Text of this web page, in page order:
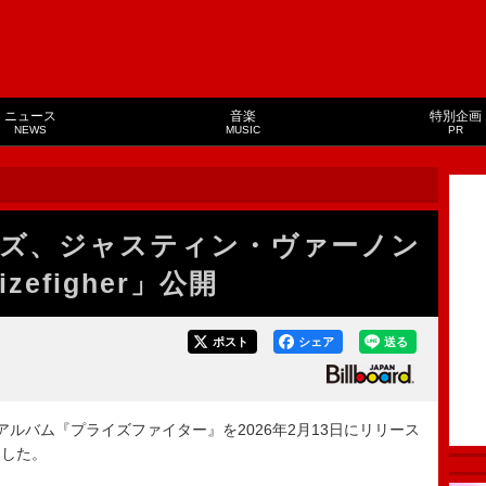
ニュース
NEWS
音楽
MUSIC
特別企画
PR
、ジャスティン・ヴァーノン
」公開
送る
シェア
ポスト
バム『プライズファイター』を2026年2月13日にリリース
た。